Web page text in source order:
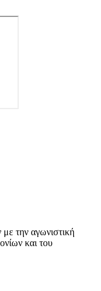
την αγωνιστική
και του